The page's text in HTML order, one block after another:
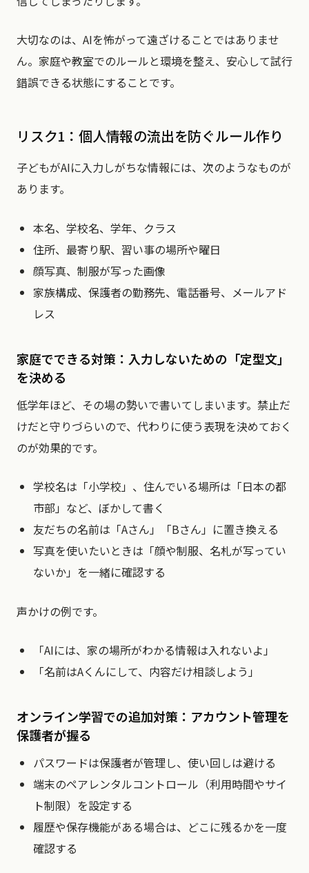
大切なのは、AIを怖がって遠ざけることではありませ
ん。家庭や教室でのルールと環境を整え、安心して試行
錯誤できる状態にすることです。
リスク1：個人情報の流出を防ぐルール作り
子どもがAIに入力しがちな情報には、次のようなものが
あります。
本名、学校名、学年、クラス
住所、最寄り駅、習い事の場所や曜日
顔写真、制服が写った画像
家族構成、保護者の勤務先、電話番号、メールアド
レス
家庭でできる対策：入力しないための「定型文」
を決める
低学年ほど、その場の勢いで書いてしまいます。禁止だ
けだと守りづらいので、代わりに使う表現を決めておく
のが効果的です。
学校名は「小学校」、住んでいる場所は「日本の都
市部」など、ぼかして書く
友だちの名前は「Aさん」「Bさん」に置き換える
写真を使いたいときは「顔や制服、名札が写ってい
ないか」を一緒に確認する
声かけの例です。
「AIには、家の場所がわかる情報は入れないよ」
「名前はAくんにして、内容だけ相談しよう」
オンライン学習での追加対策：アカウント管理を
保護者が握る
パスワードは保護者が管理し、使い回しは避ける
端末のペアレンタルコントロール（利用時間やサイ
ト制限）を設定する
履歴や保存機能がある場合は、どこに残るかを一度
確認する